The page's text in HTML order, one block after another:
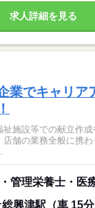
求人詳細を見る
業でキャリア
施設等での献立作
舗の業務全般に携わ
管理栄養士・医
興津駅（車 15分